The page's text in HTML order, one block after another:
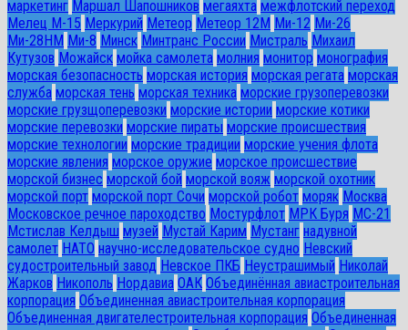
маркетинг Маршал Шапошников мегаяхта межфлотский переход
Мелец М-15 Меркурий Метеор Метеор 12М Ми-12 Ми-26
Ми-28HM Ми-8 Минск Минтранс России Мистраль Михаил
Кутузов Можайск мойка самолета молния монитор монография
морская безопасность морская история морская регата морская
служба морская тень морская техника морские грузоперевозки
морские грузщоперевозки морские истории морские котики
морские перевозки морские пираты морские происшествия
морские технологии морские традиции морские учения флота
морские явления морское оружие морское происшествие
морской бизнес морской бой морской вояж морской охотник
морской порт морской порт Сочи морской робот моряк Москва
Московское речное пароходство Мостурфлот МРК Буря МС-21
Мстислав Келдыш музей Мустай Карим Мустанг надувной
самолет НАТО научно-исследовательское судно Невский
судостроительный завод Невское ПКБ Неустрашимый Николай
Жарков Никополь Нордавиа ОАК Объединённая авиастроительная
корпорация Объединенная авиастроительная корпорация
Объединенная двигателестроительная корпорация Объединенная